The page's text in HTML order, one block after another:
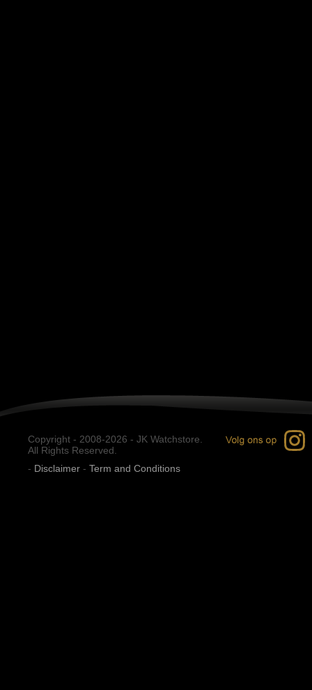
Copyright - 2008-2026 - JK Watchstore.
All Rights Reserved.
- Disclaimer - Term and Conditions